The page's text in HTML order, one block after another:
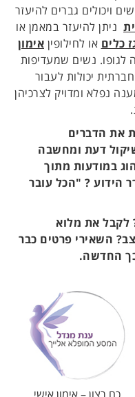
ויכולים גברים להיעזר
ניתן להיעזר במאמן או
כלים או לחילופין אימון
לגופו. נשים שמעדיפות
יכולות לעבור
נפלא ומדויק לצרכיהן
את הדברים
דעת ומחשבה
במודעות מתוך
הידוע ? "הכל עובר
לקבל את מלוא
השאירי פרטים כבר
החדשה.